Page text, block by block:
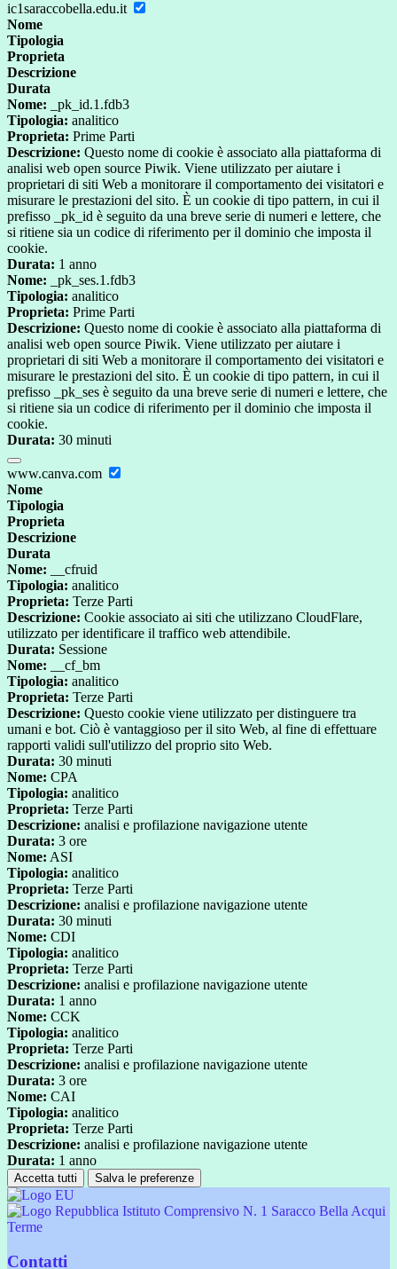
ic1saraccobella.edu.it
Nome
Tipologia
Proprieta
Descrizione
Durata
Nome: _pk_id.1.fdb3
Tipologia: analitico
Proprieta: Prime Parti
Descrizione: Questo nome di cookie è associato alla piattaforma di
analisi web open source Piwik. Viene utilizzato per aiutare i
proprietari di siti Web a monitorare il comportamento dei visitatori e
misurare le prestazioni del sito. È un cookie di tipo pattern, in cui il
prefisso _pk_id è seguito da una breve serie di numeri e lettere, che
si ritiene sia un codice di riferimento per il dominio che imposta il
cookie.
Durata: 1 anno
Nome: _pk_ses.1.fdb3
Tipologia: analitico
Proprieta: Prime Parti
Descrizione: Questo nome di cookie è associato alla piattaforma di
analisi web open source Piwik. Viene utilizzato per aiutare i
proprietari di siti Web a monitorare il comportamento dei visitatori e
misurare le prestazioni del sito. È un cookie di tipo pattern, in cui il
prefisso _pk_ses è seguito da una breve serie di numeri e lettere, che
si ritiene sia un codice di riferimento per il dominio che imposta il
cookie.
Durata: 30 minuti
www.canva.com
Nome
Tipologia
Proprieta
Descrizione
Durata
Nome: __cfruid
Tipologia: analitico
Proprieta: Terze Parti
Descrizione: Cookie associato ai siti che utilizzano CloudFlare,
utilizzato per identificare il traffico web attendibile.
Durata: Sessione
Nome: __cf_bm
Tipologia: analitico
Proprieta: Terze Parti
Descrizione: Questo cookie viene utilizzato per distinguere tra
umani e bot. Ciò è vantaggioso per il sito Web, al fine di effettuare
rapporti validi sull'utilizzo del proprio sito Web.
Durata: 30 minuti
Nome: CPA
Tipologia: analitico
Proprieta: Terze Parti
Descrizione: analisi e profilazione navigazione utente
Durata: 3 ore
Nome: ASI
Tipologia: analitico
Proprieta: Terze Parti
Descrizione: analisi e profilazione navigazione utente
Durata: 30 minuti
Nome: CDI
Tipologia: analitico
Proprieta: Terze Parti
Descrizione: analisi e profilazione navigazione utente
Durata: 1 anno
Nome: CCK
Tipologia: analitico
Proprieta: Terze Parti
Descrizione: analisi e profilazione navigazione utente
Durata: 3 ore
Nome: CAI
Tipologia: analitico
Proprieta: Terze Parti
Descrizione: analisi e profilazione navigazione utente
Durata: 1 anno
Accetta tutti Salva le preferenze
Istituto Comprensivo N. 1 Saracco Bella Acqui
Terme
Contatti